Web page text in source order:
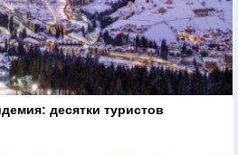
десятки туристов